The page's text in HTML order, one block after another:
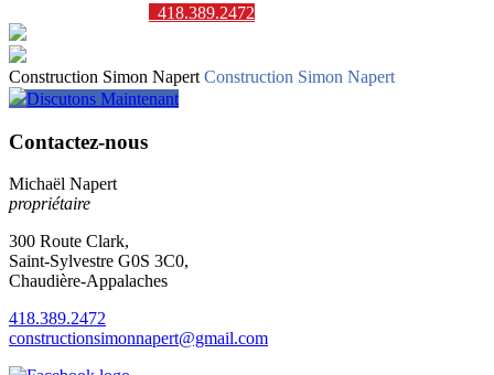
418.389.2472
Construction Simon Napert Construction Simon Napert
Discutons Maintenant
Contactez-nous
Michaël Napert
propriétaire
300 Route Clark,
Saint-Sylvestre G0S 3C0,
Chaudière-Appalaches
418.389.2472
constructionsimonnapert@gmail.com